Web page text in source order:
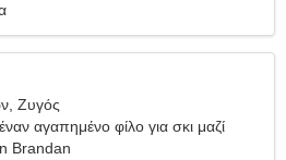
Ζυγός
αγαπημένο φίλο για σκι μαζί
Brandan